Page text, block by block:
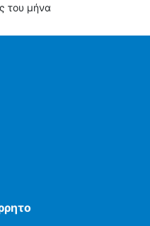
του μήνα